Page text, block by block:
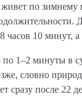
по
часов 10 минут,
1–2 минуты в
словно
после 22